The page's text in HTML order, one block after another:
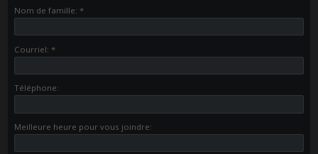
Nom de famille: *
Courriel: *
Téléphone:
Meilleure heure pour vous joindre: